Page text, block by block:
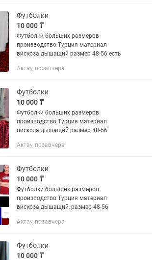
Футболки
10 000 ₸
Футболки больших размеров
производство Турция материал
вискоза дышащий размер 48-56 есть
Актау, позавчера
Футболки
10 000 ₸
Футболки больших размеров
производство Турция материал
вискоза дышащий размер 48-56
Актау, позавчера
Футболки
10 000 ₸
Футболки больших размеров
производство Турция материал
вискоза дышащий, размер 48-56
Актау, позавчера
Футболки
10 000 ₸